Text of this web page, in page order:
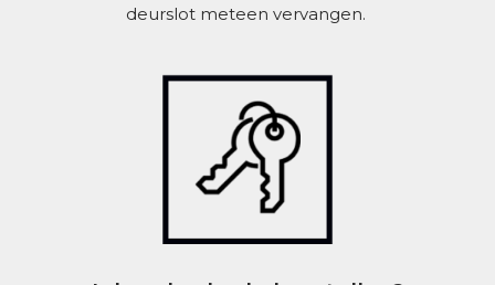
deurslot meteen vervangen.